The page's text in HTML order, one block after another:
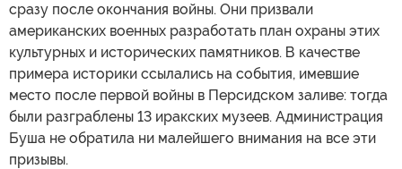
сразу после окончания войны. Они призвали
американских военных разработать план охраны этих
культурных и исторических памятников. В качестве
примера историки ссылались на события, имевшие
место после первой войны в Персидском заливе: тогда
были разграблены 13 иракских музеев. Администрация
Буша не обратила ни малейшего внимания на все эти
призывы.